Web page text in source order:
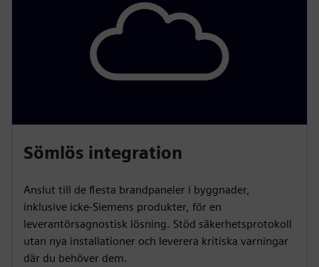
Sömlös integration
Anslut till de flesta brandpaneler i byggnader,
inklusive icke-Siemens produkter, för en
leverantörsagnostisk lösning. Stöd säkerhetsprotokoll
utan nya installationer och leverera kritiska varningar
där du behöver dem.